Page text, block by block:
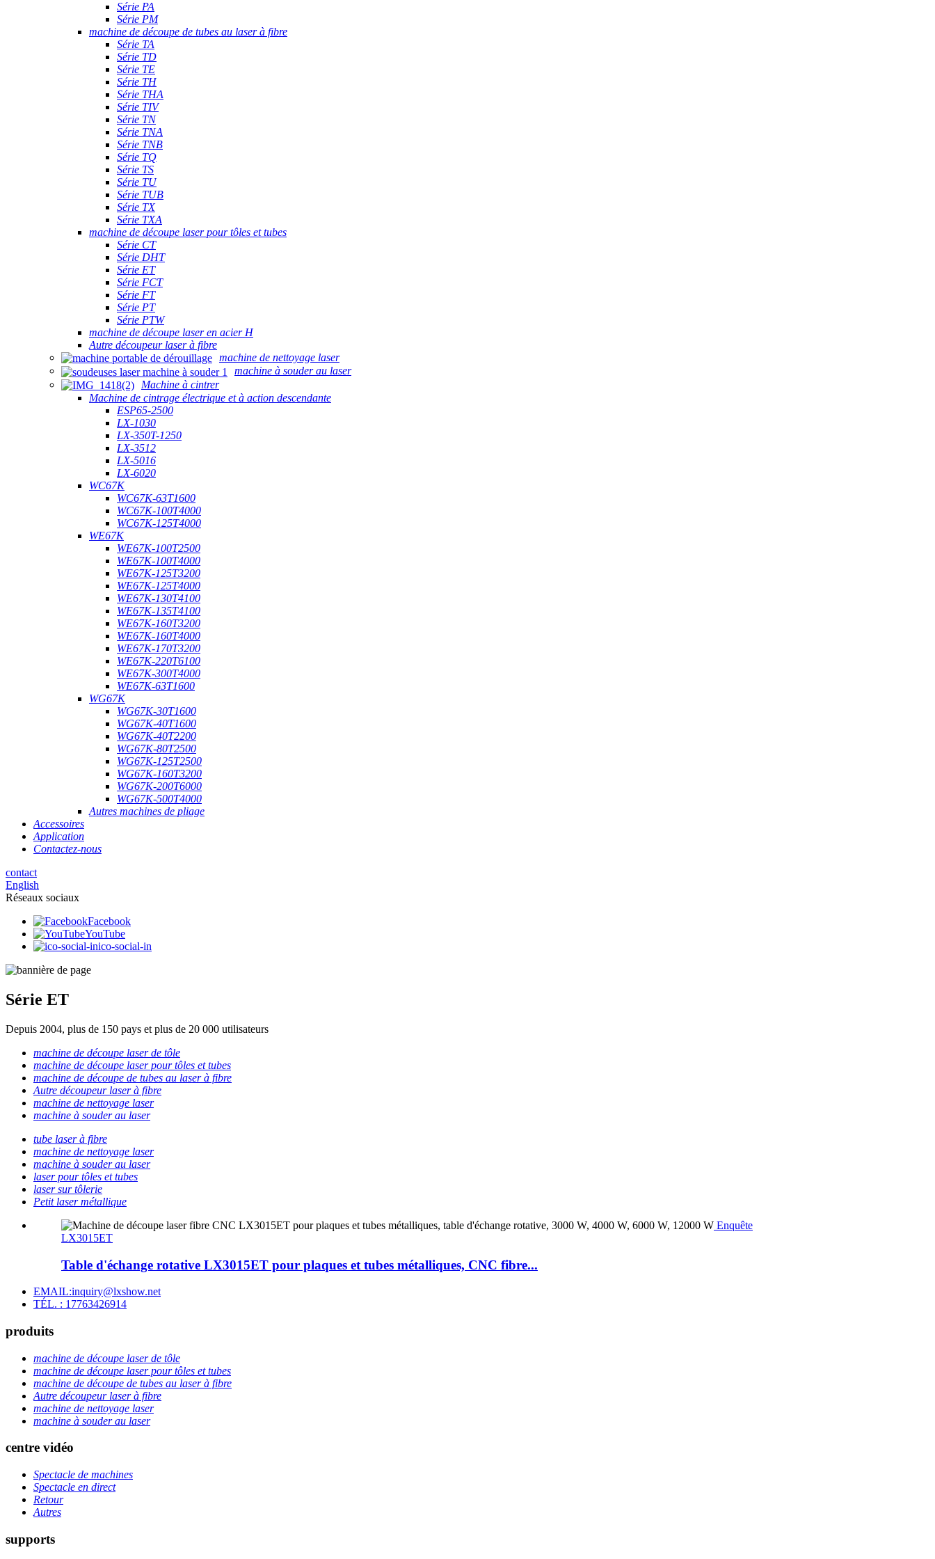
Série PA
Série PM
machine de découpe de tubes au laser à fibre
Série TA
Série TD
Série TE
Série TH
Série THA
Série TIV
Série TN
Série TNA
Série TNB
Série TQ
Série TS
Série TU
Série TUB
Série TX
Série TXA
machine de découpe laser pour tôles et tubes
Série CT
Série DHT
Série ET
Série FCT
Série FT
Série PT
Série PTW
machine de découpe laser en acier H
Autre découpeur laser à fibre
machine de nettoyage laser
machine à souder au laser
Machine à cintrer
Machine de cintrage électrique et à action descendante
ESP65-2500
LX-1030
LX-350T-1250
LX-3512
LX-5016
LX-6020
WC67K
WC67K-63T1600
WC67K-100T4000
WC67K-125T4000
WE67K
WE67K-100T2500
WE67K-100T4000
WE67K-125T3200
WE67K-125T4000
WE67K-130T4100
WE67K-135T4100
WE67K-160T3200
WE67K-160T4000
WE67K-170T3200
WE67K-220T6100
WE67K-300T4000
WE67K-63T1600
WG67K
WG67K-30T1600
WG67K-40T1600
WG67K-40T2200
WG67K-80T2500
WG67K-125T2500
WG67K-160T3200
WG67K-200T6000
WG67K-500T4000
Autres machines de pliage
Accessoires
Application
Contactez-nous
contact
English
Réseaux sociaux
Facebook
YouTube
ico-social-in
Série ET
Depuis 2004, plus de 150 pays et plus de 20 000 utilisateurs
machine de découpe laser de tôle
machine de découpe laser pour tôles et tubes
machine de découpe de tubes au laser à fibre
Autre découpeur laser à fibre
machine de nettoyage laser
machine à souder au laser
tube laser à fibre
machine de nettoyage laser
machine à souder au laser
laser pour tôles et tubes
laser sur tôlerie
Petit laser métallique
Enquête
LX3015ET
Table d'échange rotative LX3015ET pour plaques et tubes métalliques, CNC fibre...
EMAIL:inquiry@lxshow.net
TÉL. : 17763426914
produits
machine de découpe laser de tôle
machine de découpe laser pour tôles et tubes
machine de découpe de tubes au laser à fibre
Autre découpeur laser à fibre
machine de nettoyage laser
machine à souder au laser
centre vidéo
Spectacle de machines
Spectacle en direct
Retour
Autres
supports